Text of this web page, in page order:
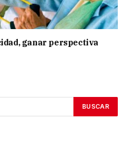
ganar perspectiva